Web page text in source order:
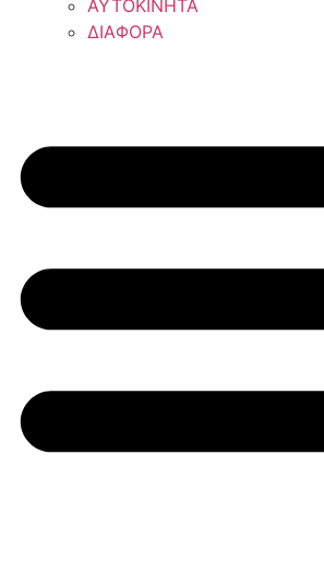
ΑΥΤΟΚΙΝΗΤΑ
ΔΙΑΦΟΡΑ